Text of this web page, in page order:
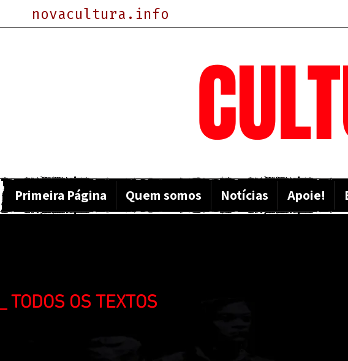
novacultura.info
Primeira Página Quem somos Notícias Apoie!
TODOS OS TEXTOS